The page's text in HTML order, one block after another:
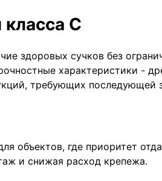
С
здоровых сучков без
характеристики -
требующих последующей
объектов, где приоритет
и снижая расход крепежа.